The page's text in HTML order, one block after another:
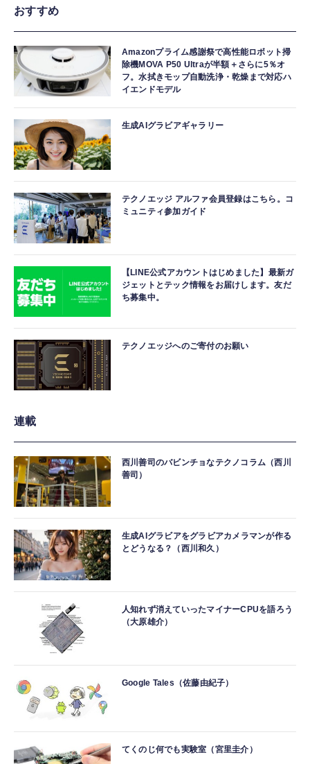
おすすめ
Amazonプライム感謝祭で高性能ロボット掃
除機MOVA P50 Ultraが半額＋さらに5％オ
フ。水拭きモップ自動洗浄・乾燥まで対応ハ
イエンドモデル
生成AIグラビアギャラリー
テクノエッジ アルファ会員登録はこちら。コ
ミュニティ参加ガイド
【LINE公式アカウントはじめました】最新ガ
ジェットとテック情報をお届けします。友だ
ち募集中。
テクノエッジへのご寄付のお願い
連載
西川善司のバビンチョなテクノコラム（西川
善司）
生成AIグラビアをグラビアカメラマンが作る
とどうなる？（西川和久）
人知れず消えていったマイナーCPUを語ろう
（大原雄介）
Google Tales（佐藤由紀子）
てくのじ何でも実験室（宮里圭介）